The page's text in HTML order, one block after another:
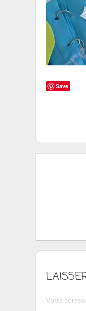
Save
Votre